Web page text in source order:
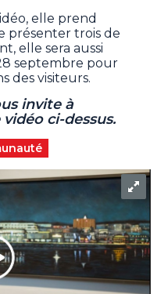
elle prend
présenter trois de
elle sera aussi
septembre pour
des visiteurs.
invite à
ci-dessus.